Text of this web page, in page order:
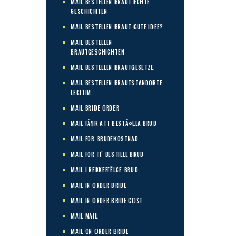
GESCHICHTEN
MAIL BESTELLEN BRAUT GUTE IDEE?
MAIL BESTELLEN
BRAUTGESCHICHTEN
MAIL BESTELLEN BRAUTGESETZE
MAIL BESTELLEN BRAUTSTANDORTE
LEGITIM
MAIL BRIDE ORDER
MAIL FÃ¶R ATT BESTÃ¤LLA BRUD
MAIL FOR BRUDEKOSTNAD
MAIL FOR ГҐ BESTILLE BRUD
MAIL I REKKEFГЁLGE BRUD
MAIL IN ORDER BRIDE
MAIL IN ORDER BRIDE COST
MAIL MAIL
MAIL ON ORDER BRIDE